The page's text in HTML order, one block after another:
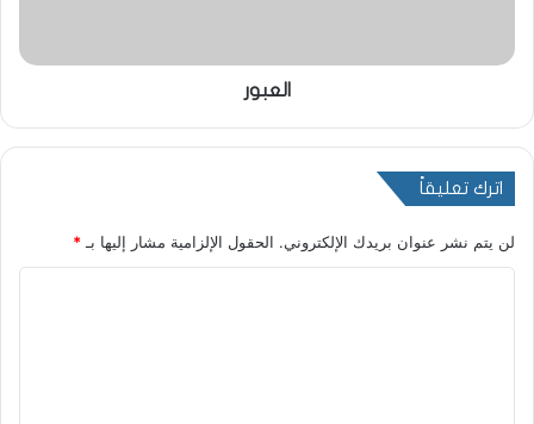
العبور
اترك تعليقاً
لن يتم نشر عنوان بريدك الإلكتروني. الحقول الإلزامية مشار إليها بـ*